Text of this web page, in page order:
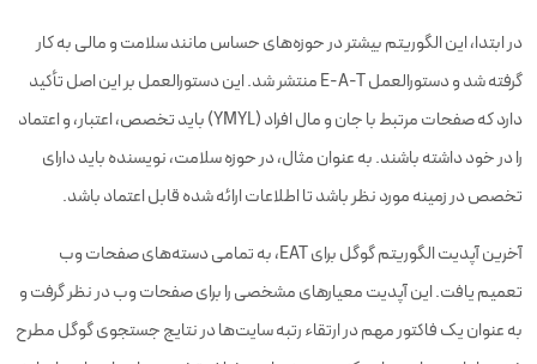
در ابتدا، این الگوریتم بیشتر در حوزه‌های حساس مانند سلامت و مالی به کار
گرفته شد و دستورالعمل E-A-T منتشر شد. این دستورالعمل بر این اصل تأکید
دارد که صفحات مرتبط با جان و مال افراد (YMYL) باید تخصص، اعتبار، و اعتماد
را در خود داشته باشند. به عنوان مثال، در حوزه سلامت، نویسنده باید دارای
تخصص در زمینه مورد نظر باشد تا اطلاعات ارائه شده قابل اعتماد باشد.
آخرین آپدیت الگوریتم گوگل برای EAT، به تمامی دسته‌های صفحات وب
تعمیم یافت. این آپدیت معیارهای مشخصی را برای صفحات وب در نظر گرفت و
به عنوان یک فاکتور مهم در ارتقاء رتبه سایت‌ها در نتایج جستجوی گوگل مطرح